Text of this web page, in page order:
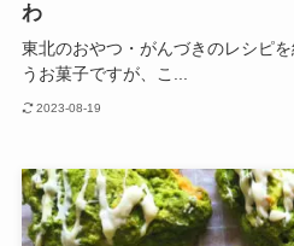
わ
東北のおやつ・がんづきのレシピ
うお菓子ですが、こ...
2023-08-19